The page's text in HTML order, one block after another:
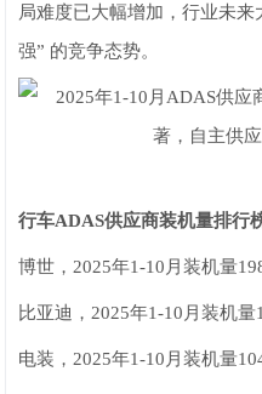
局难度已大幅增加，行业未
强” 的竞争态势。
行车ADAS供应商装机量排行
博世，2025年1-10月装机量
比亚迪，2025年1-10月装机量
电装，2025年1-10月装机量